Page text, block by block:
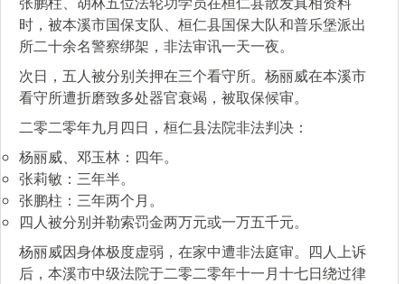
时，被本溪市国保支队、桓仁县国保大队和普乐堡派出
所二十余名警察绑架，非法审讯一天一夜。
次日，五人被分别关押在三个看守所。杨丽威在本溪市
看守所遭折磨致多处器官衰竭，被取保候审。
二零二零年九月四日，桓仁县法院非法判决：
杨丽威、邓玉林：四年。
张莉敏：三年半。
张鹏柱：三年两个月。
四人被分别并勒索罚金两万元或一万五千元。
杨丽威因身体极度虚弱，在家中遭非法庭审。四人上诉
后，本溪市中级法院于二零二零年十一月十七日绕过律